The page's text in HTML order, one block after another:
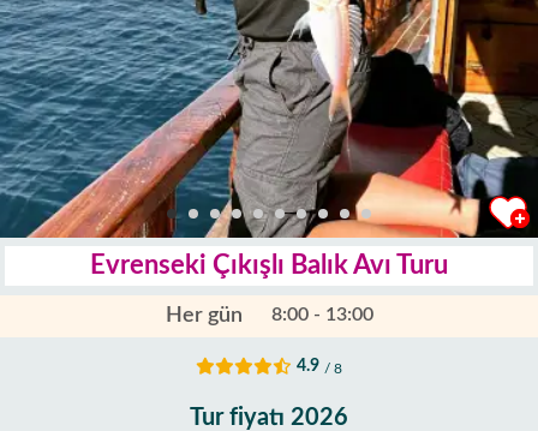
Evrenseki Çıkışlı Balık Avı Turu
Her gün 8:00 - 13:00
4.9 / 8
Tur fiyatı 2026